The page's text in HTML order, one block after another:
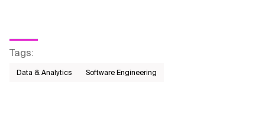
Tags:
Data & Analytics Software Engineering